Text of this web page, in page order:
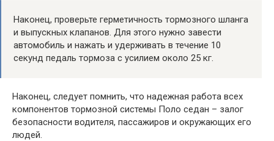
Наконец, проверьте герметичность тормозного шланга
и выпускных клапанов. Для этого нужно завести
автомобиль и нажать и удерживать в течение 10
секунд педаль тормоза с усилием около 25 кг.
Наконец, следует помнить, что надежная работа всех
компонентов тормозной системы Поло седан – залог
безопасности водителя, пассажиров и окружающих его
людей.